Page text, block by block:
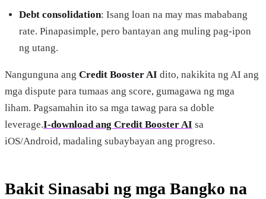
Debt consolidation: Isang loan na may mas mababang
rate. Pinapasimple, pero bantayan ang muling pag-ipon
ng utang.
Nangunguna ang Credit Booster AI dito, nakikita ng AI ang
mga dispute para tumaas ang score, gumagawa ng mga
liham. Pagsamahin ito sa mga tawag para sa doble
leverage.I-download ang Credit Booster AI sa
iOS/Android, madaling subaybayan ang progreso.
Bakit Sinasabi ng mga Bangko na